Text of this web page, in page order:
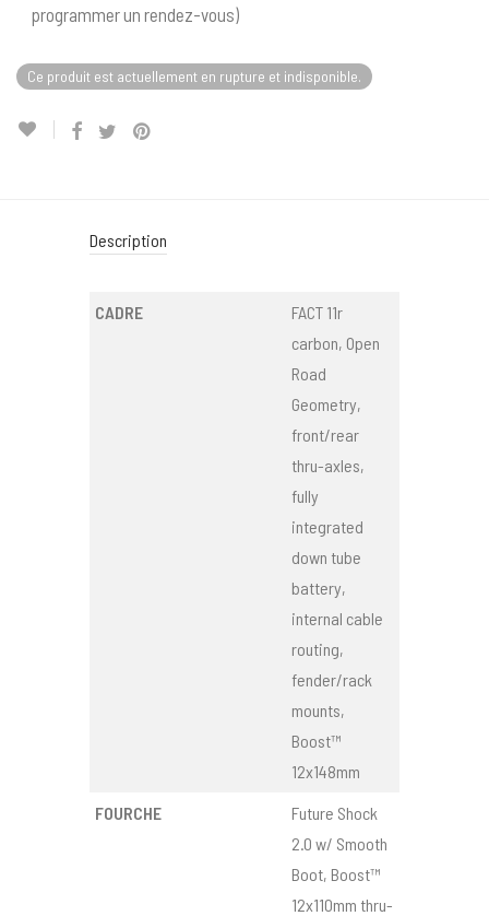
programmer un rendez-vous)
Ce produit est actuellement en rupture et indisponible.
Description
CADRE
FACT 11r
carbon, Open
Road
Geometry,
front/rear
thru-axles,
fully
integrated
down tube
battery,
internal cable
routing,
fender/rack
mounts,
Boost™
12x148mm
FOURCHE
Future Shock
2.0 w/ Smooth
Boot, Boost™
12x110mm thru-